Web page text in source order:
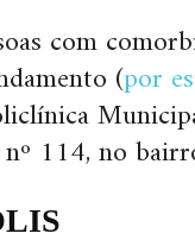
com
(por
114, no